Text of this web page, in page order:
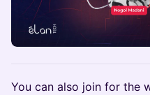
You can also join for the